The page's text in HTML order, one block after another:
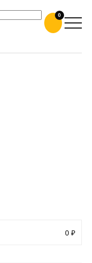
0
К24
0 ₽